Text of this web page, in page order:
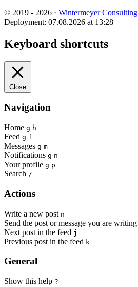
© 2019 - 2026 · Wintermeyer Consulting
Deployment: 07.08.2026 at 13:28
Keyboard shortcuts
Close
Navigation
Home g h
Feed g f
Messages g m
Notifications g n
Your profile g p
Search /
Actions
Write a new post n
Send the post or message you are writing
Next post in the feed j
Previous post in the feed k
General
Show this help ?